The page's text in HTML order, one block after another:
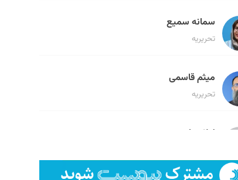
سمانه سمیع
تحریریه
میثم قاسمی
تحریریه
لیلا حنارود